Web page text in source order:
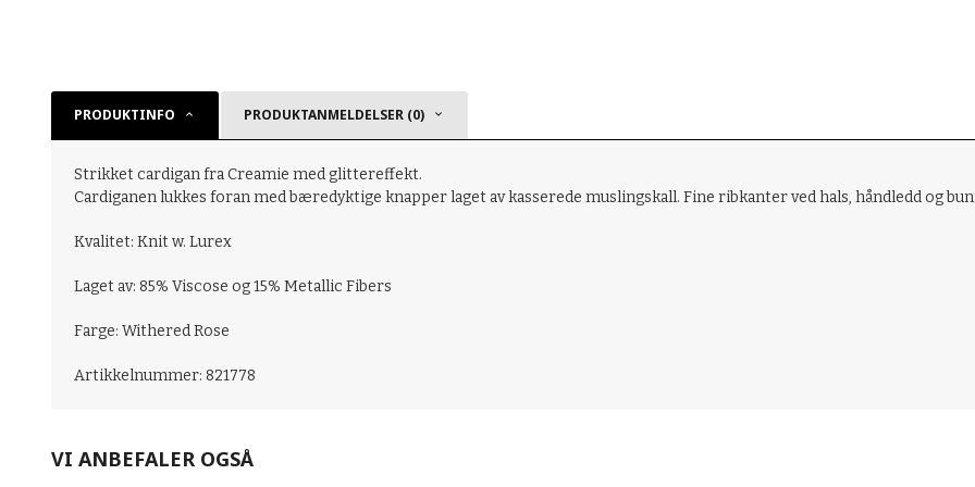
PRODUKTINFO PRODUKTANMELDELSER (0)
Strikket cardigan fra Creamie med glittereffekt.
Cardiganen lukkes foran med bæredyktige knapper laget av kasserede muslingskall. Fine ribkanter ved hals, håndledd og
Kvalitet: Knit w. Lurex
Laget av: 85% Viscose og 15% Metallic Fibers
Farge: Withered Rose
Artikkelnummer: 821778
VI ANBEFALER OGSÅ